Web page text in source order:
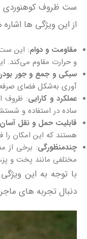
ست ظروف کوهنوردی
از این ویژگی‌ ها
مقاومت و دوام: این
و حرارت مقاوم می‌کند.
سبکی و جمع‌ و جور
آوری به‌شکل فضای
عملکرد و کارایی: ظروف
ساده در استفاده و
قابلیت حمل و نقل آسان
هستند که این امکان
چندمنظورگی: برخی از
مختلفی مانند پخت و پز،
با توجه به این
دنبال تجربه‌ های